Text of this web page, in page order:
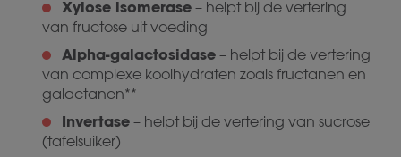
Xylose isomerase – helpt bij de vertering
van fructose uit voeding
Alpha-galactosidase – helpt bij de vertering
van complexe koolhydraten zoals fructanen en
galactanen**
Invertase – helpt bij de vertering van sucrose
(tafelsuiker)